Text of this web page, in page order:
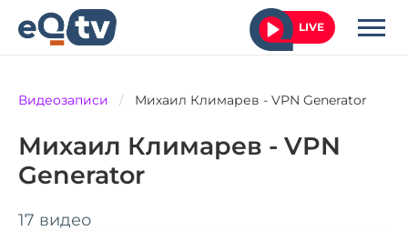
LIVE
Видеозаписи / Михаил Климарев - VPN Generator
Михаил Климарев - VPN
Generator
17 видео